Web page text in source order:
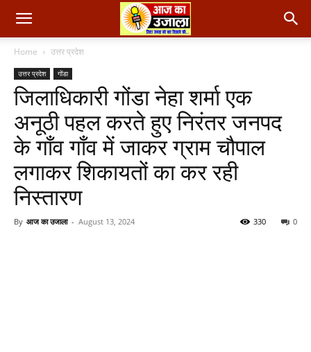
Home उत्तर प्रदेश
उत्तर प्रदेश गोंडा
जिलाधिकारी गोंडा नेहा शर्मा एक
अनूठी पहल करते हुए निरंतर जनपद
के गाँव गाँव में जाकर ग्राम चौपाल
लगाकर शिकायतों का कर रही
निस्तारण
By आज का उजाला - August 13, 2024 0
330